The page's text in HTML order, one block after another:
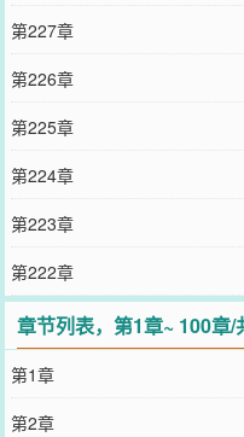
第227章
第226章
第225章
第224章
第223章
第222章
章节列表，第1章~ 100章/
第1章
第2章